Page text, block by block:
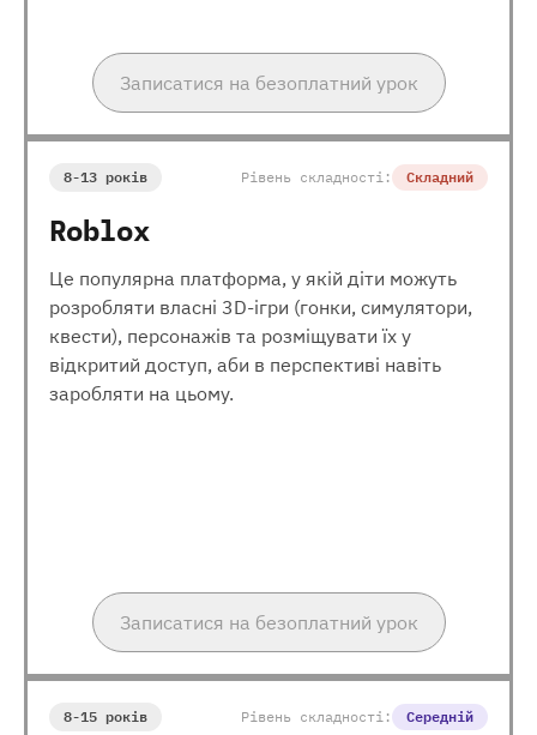
Записатися на безоплатний урок
8-13 років Рівень складності: Складний
Roblox
Це популярна платформа, у якій діти можуть
розробляти власні 3D-ігри (гонки, симулятори,
квести), персонажів та розміщувати їх у
відкритий доступ, аби в перспективі навіть
заробляти на цьому.
Записатися на безоплатний урок
8-15 років Рівень складності: Середній